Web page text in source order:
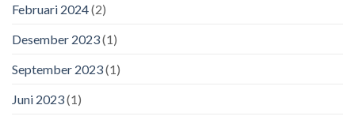
Februari 2024(2)
Desember 2023(1)
September 2023(1)
Juni 2023(1)